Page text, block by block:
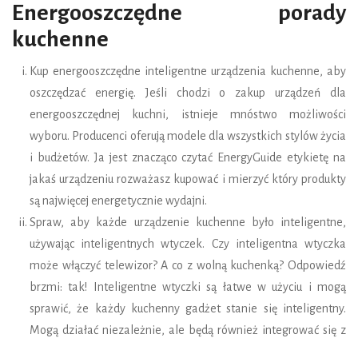
Energooszczędne porady
kuchenne
Kup energooszczędne inteligentne urządzenia kuchenne, aby
oszczędzać energię. Jeśli chodzi o zakup urządzeń dla
energooszczędnej kuchni, istnieje mnóstwo możliwości
wyboru. Producenci oferują modele dla wszystkich stylów życia
i budżetów. Ja jest znacząco czytać EnergyGuide etykietę na
jakaś urządzeniu rozważasz kupować i mierzyć który produkty
są najwięcej energetycznie wydajni.
Spraw, aby każde urządzenie kuchenne było inteligentne,
używając inteligentnych wtyczek. Czy inteligentna wtyczka
może włączyć telewizor? A co z wolną kuchenką? Odpowiedź
brzmi: tak! Inteligentne wtyczki są łatwe w użyciu i mogą
sprawić, że każdy kuchenny gadżet stanie się inteligentny.
Mogą działać niezależnie, ale będą również integrować się z